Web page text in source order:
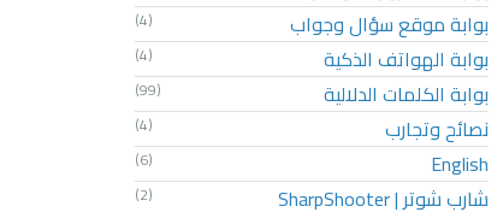
بوابة موقع سؤال وجواب (4)
بوابة الهواتف الذكية (4)
بوابة الكلمات الدلالية (99)
نصائح وتجارب (4)
English
(6)
شارب شوتر | SharpShooter (2)